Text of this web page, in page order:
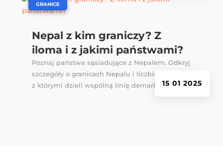
Nepal z kim graniczy? Z
iloma i z jakimi państwami?
15 01 2025
GRANICE
Poznaj państwa sąsiadujące z Nepalem. Odkryj
szczegóły o granicach Nepalu i liczbie państw,
z którymi dzieli wspólną linię demarkacyjną.